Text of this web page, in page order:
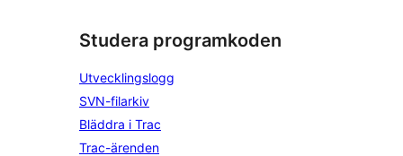
Studera programkoden
Utvecklingslogg
SVN-filarkiv
Bläddra i Trac
Trac-ärenden